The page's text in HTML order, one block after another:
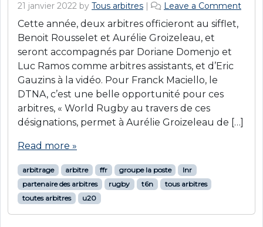
21 janvier 2022 by Tous arbitres | Leave a Comment
Cette année, deux arbitres officieront au sifflet,
Benoit Rousselet et Aurélie Groizeleau, et
seront accompagnés par Doriane Domenjo et
Luc Ramos comme arbitres assistants, et d’Eric
Gauzins à la vidéo. Pour Franck Maciello, le
DTNA, c’est une belle opportunité pour ces
arbitres, « World Rugby au travers de ces
désignations, permet à Aurélie Groizeleau de […]
Read more »
arbitrage arbitre ffr groupe la poste
lnr
partenaire des arbitres
rugby t6n
tous arbitres
toutes arbitres
u20